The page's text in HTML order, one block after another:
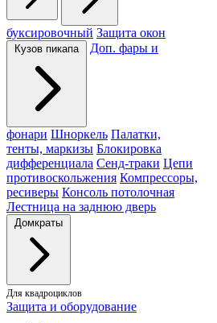
буксировочный Защита окон
Кузов пикапа Доп. фары и
фонари Шноркель Палатки,
тенты, маркизы Блокировка
дифференциала Сенд-траки Цепи
противоскольжения Компрессоры,
ресиверы Консоль потолочная
Лестница на заднюю дверь
Домкраты
Для квадроциклов
Защита и оборудование